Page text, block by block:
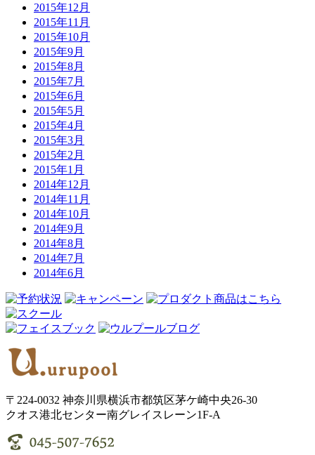
2015年12月
2015年11月
2015年10月
2015年9月
2015年8月
2015年7月
2015年6月
2015年5月
2015年4月
2015年3月
2015年2月
2015年1月
2014年12月
2014年11月
2014年10月
2014年9月
2014年8月
2014年7月
2014年6月
〒224-0032 神奈川県横浜市都筑区茅ケ崎中央26-30
クオス港北センター南グレイスレーン1F‐A